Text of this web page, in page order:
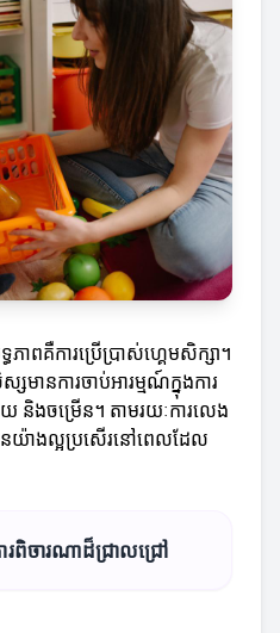
ាពគឺការប្រើប្រាស់ហ្គេមសិក្សា។
ានការចាប់អារម្មណ៍ក្នុងការ
យ និងចម្រើន។ តាមរយៈការលេង
នយ៉ាងល្អប្រសើរនៅពេលដែល
ចារណាដ៏ជ្រាលជ្រៅ